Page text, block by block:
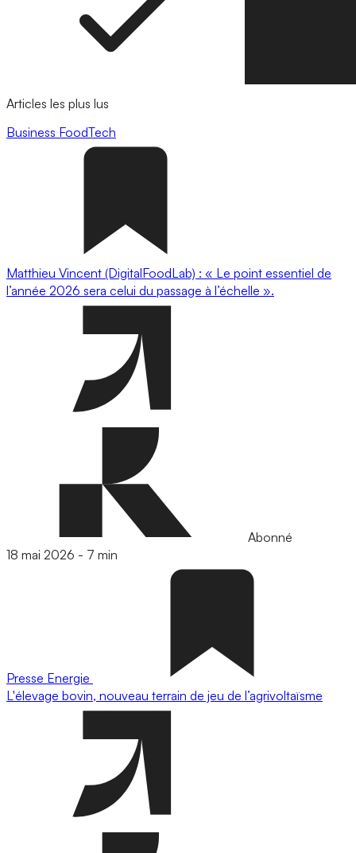
Articles les plus lus
Business FoodTech
Matthieu Vincent (DigitalFoodLab) : « Le point essentiel de
l’année 2026 sera celui du passage à l’échelle ».
Abonné
18 mai 2026 - 7 min
Presse Energie
L'élevage bovin, nouveau terrain de jeu de l’agrivoltaïsme